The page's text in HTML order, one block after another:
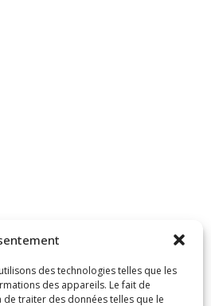
des technologies telles que les
des appareils. Le fait de
traiter des données telles que le